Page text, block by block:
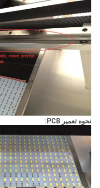
نحوه تعمیر PCB: